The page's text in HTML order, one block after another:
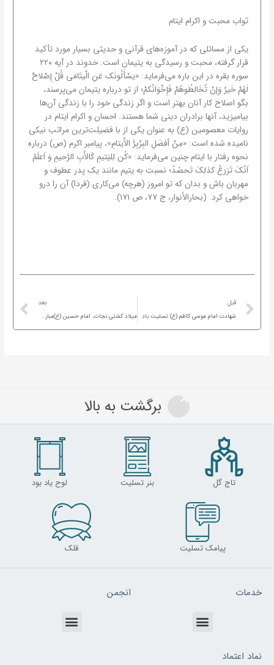
ثواب محبت و اکرام ایتام
یکی از مسائلی که در آموزه‌های قرآنی و حدیثی بسیار مورد تأکید
قرار گرفته، محبت و رسیدگی به یتیمان است. خدوند در آیه ۲۲۰
سوره بقره در این باره می‌فرماید: «یسْأَلُونَک عَنِ الْیتَامَی قُلْ إِصْلاحٌ
لَهُمْ خَیرٌ وَإِنْ تُخَالِطُوهُمْ فَإِخْوَانُکمْ؛ از تو درباره یتیمان می‌پرسند،
بگو اصلاح کار آنان بهتر است و اگر زندگی خود را با زندگی آن‌ها
بیامیزید، آنها برادران دینی شما هستند. احسان و اکرام ایتام در
روایات معصومین (ع) به عنوان یکی از با فضیلت‌ترین مراتب نیکی
نامیده شده است: «مِنْ أفضَلِ البِرِّبِرُّ الأَیتامِ»، پیامبر اکرم (ص) درباره
نحوه رفتار با ایتام چنین می‌فرماید: «کُن لِلیَتیمِ کَالأَبِ الرَّحیمِ وَ اَعلَمْ
اَنّکَ تَزرَعُ کذلِکَ تَحصُدُ؛ نسبت به یتیم مانند یک پدر عطوف و
مهربان باش و بدان که تو امروز (هرچه) می‌کاری (فردا) آن را درو
خواهی کرد. (بحارالأنوار، ج ۷۷، ص ۱۷۱).
Prev
قبل
شهادت امام موسی کاظم (ع) تسلیت باد
بعد
میلاد کشتی نجات، امام حسین (ع)مبارک باد
برگشت به بالا
تاج گل بنر تسلیت لوح یاد بود
پیامک تسلیت قلک
خدمات
Menu
انجمن
Menu
نماد اعتماد